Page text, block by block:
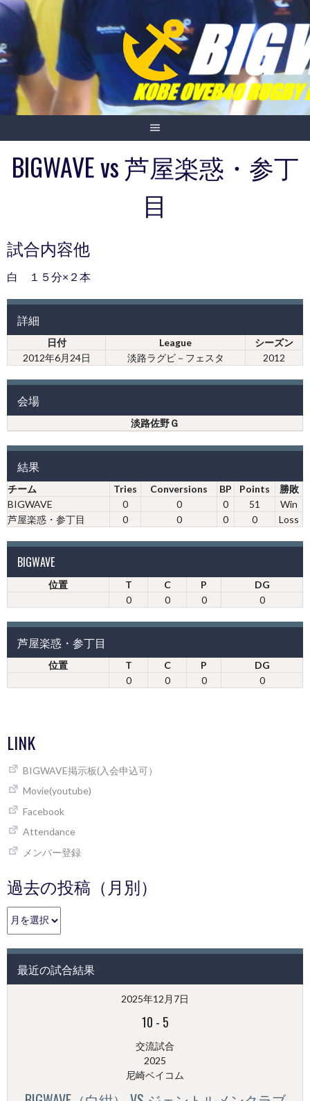
Skip
content
BIGWAVE vs 芦屋楽惑・参丁
目
試合内容他
白 １５分×２本
詳細
日付 League
シーズン
2012年6月24日
淡路ラグビ－フェスタ 2012
会場
淡路佐野Ｇ
結果
チーム Tries Conversions BP Points
勝敗
BIGWAVE
0 0 0 51
Win
芦屋楽惑・参丁目
0 0 0 0 Loss
BIGWAVE
位置 T C P
DG
0
0 0 0
芦屋楽惑・参丁目
位置 T C P
DG
0
0 0 0
LINK
BIGWAVE掲示板(入会申込可）
Movie(youtube)
Facebook
Attendance
メンバー登録
過去の投稿（月別）
過
去
投
（月
最近の試合結果
2025年12月7日
10 - 5
交流試合
2025
尼崎ベイコム